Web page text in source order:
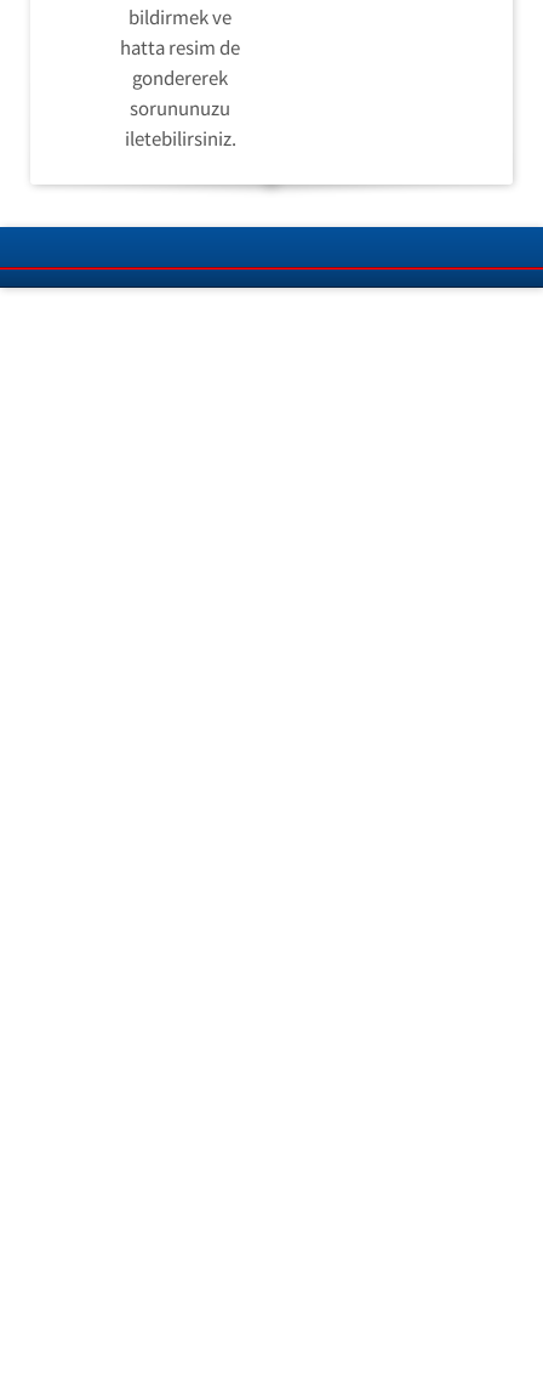
bildirmek ve
hatta resim de
gondererek
sorununuzu
iletebilirsiniz.